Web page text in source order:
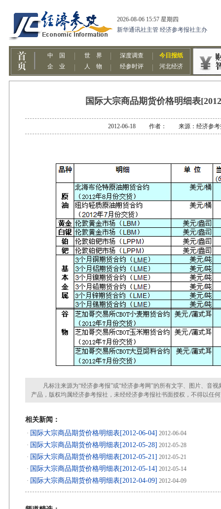
国际大宗商品期货价格明细表
2012-06-18 作者： 来源：经济参考
凡标注来源为“经济参考报”或“经济参考网”的所有文字、图片、音视
产品，版权均属经济参考报社，未经经济参考报社书面授权，不得以任
相关新闻：
· 国际大宗商品期货价格明细表[2012-06-04] 2012-06-04
· 国际大宗商品期货价格明细表[2012-05-28] 2012-05-28
· 国际大宗商品期货价格明细表[2012-05-21] 2012-05-21
· 国际大宗商品期货价格明细表[2012-05-14] 2012-05-14
· 国际大宗商品期货价格明细表[2012-04-09] 2012-04-09